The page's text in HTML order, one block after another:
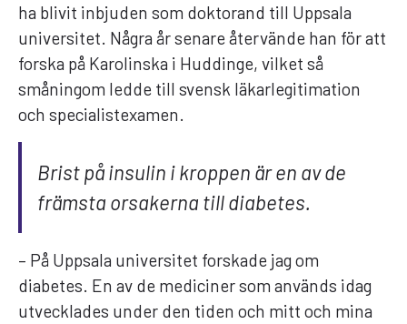
ha blivit inbjuden som doktorand till Uppsala
universitet. Några år senare återvände han för att
forska på Karolinska i Huddinge, vilket så
småningom ledde till svensk läkarlegitimation
och specialistexamen.
Brist på insulin i kroppen är en av de
främsta orsakerna till diabetes.
– På Uppsala universitet forskade jag om
diabetes. En av de mediciner som används idag
utvecklades under den tiden och mitt och mina